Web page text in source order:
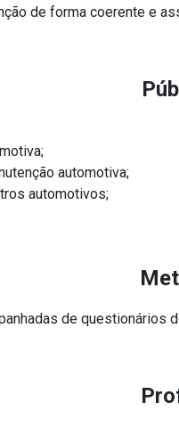
de forma coerente e
automotiva;
automotivos;
de